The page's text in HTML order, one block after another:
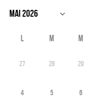
L M M
27 28 29
4 5 6